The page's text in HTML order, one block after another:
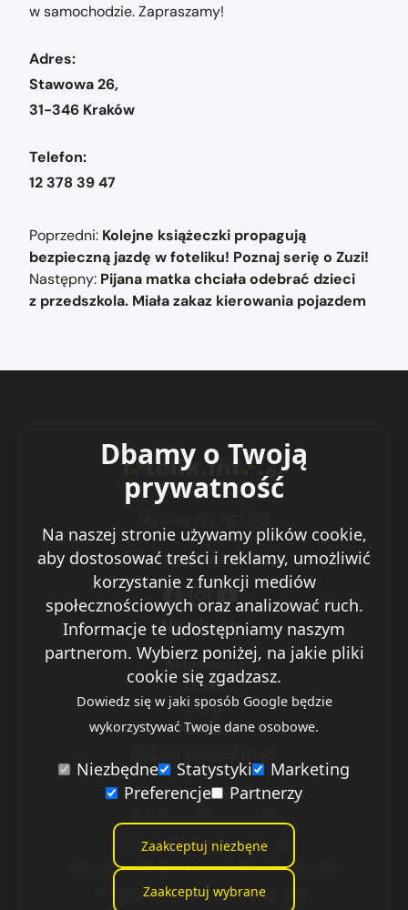
w samochodzie. Zapraszamy!
Adres:
Stawowa 26,
31-346 Kraków
Telefon:
12 378 39 47
Nawigacja
wpisu
Poprzedni: Kolejne książeczki propagują
bezpieczną jazdę w foteliku! Poznaj serię o Zuzi!
Następny: Pijana matka chciała odebrać dzieci
z przedszkola. Miała zakaz kierowania pojazdem
sklep@fotelik.info.pl
Na skróty
Aktualności
O nas
Sklep
Kontakt
Warszawaul. Ryżowa 29
Chorzówul. Racławicka 30
Wrocław - Radwaniceul. Wrocławska 9A
Katowice ul. Armii Krajowej 393
Dbamy o Twoją
prywatność
Na naszej stronie używamy plików cookie,
aby dostosować treści i reklamy, umożliwić
korzystanie z funkcji mediów
społecznościowych oraz analizować ruch.
Informacje te udostępniamy naszym
partnerom. Wybierz poniżej, na jakie pliki
cookie się zgadzasz.
Dowiedz się w jaki sposób Google będzie
wykorzystywać Twoje dane osobowe.
Niezbędne Statystyki
Marketing
Preferencje
Partnerzy
Zaakceptuj niezbęne
Zaakceptuj wybrane